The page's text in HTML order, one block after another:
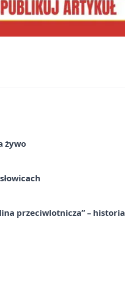
żywo
przeciwlotnicza” – historia